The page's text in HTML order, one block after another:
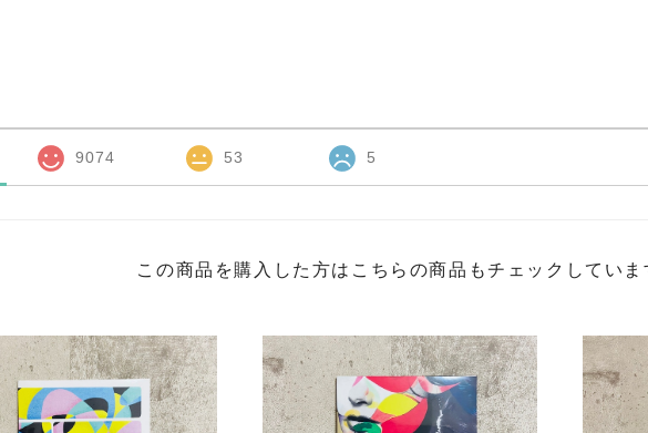
9074 53 5
この商品を購入した方はこちらの商品もチェックしていま